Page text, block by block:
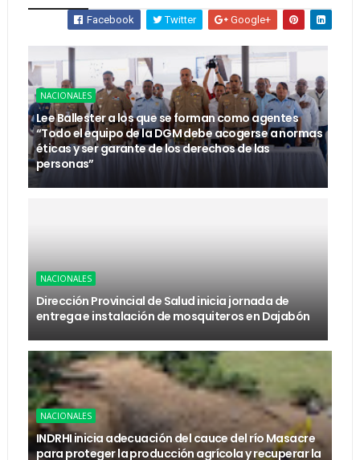
Facebook Twitter Google+
NACIONALES
Lee Ballester a los que se forman como agentes
“Todo el equipo de la DGM debe acogerse a normas
éticas y ser garante de los derechos de las
personas”
NACIONALES
Dirección Provincial de Salud inicia jornada de
entrega e instalación de mosquiteros en Dajabón
NACIONALES
INDRHI inicia adecuación del cauce del río Masacre
para proteger la producción agrícola y recuperar la